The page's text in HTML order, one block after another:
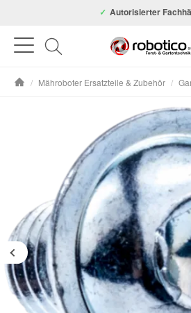
Autorisierter
/ Mähroboter Ersatzteile & Zubehör /